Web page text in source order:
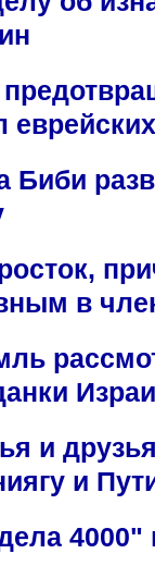
Биби
в
и
и
4000"